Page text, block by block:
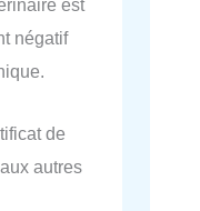
est
négatif
de
autres